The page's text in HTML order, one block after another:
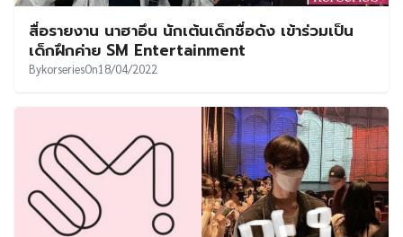
สื่อรายงาน นาฮาอึน นักเต้นเด็กชื่อดัง เข้าร่วมเป็น
เด็กฝึกค่าย SM Entertainment
BykorseriesOn18/04/2022